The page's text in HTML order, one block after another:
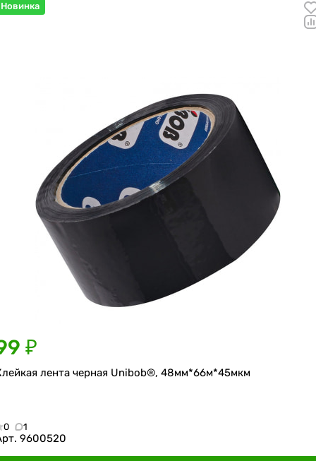
Новинка
₽
лента черная Unibob®, 48мм*66м*45мкм
0 1
9600520